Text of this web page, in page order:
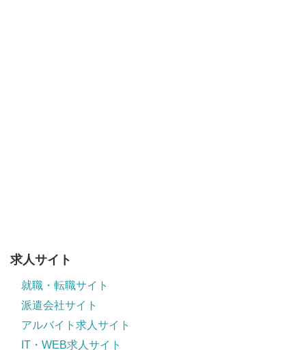
求人サイト
就職・転職サイト
派遣会社サイト
アルバイト求人サイト
IT・WEB求人サイト